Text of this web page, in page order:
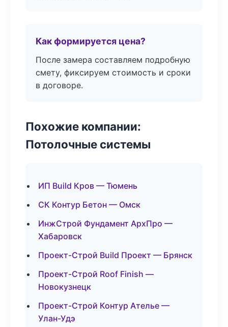
Как формируется цена?
После замера составляем подробную
смету, фиксируем стоимость и сроки
в договоре.
Похожие компании:
Потолочные системы
ИП Build Кров — Тюмень
СК Контур Бетон — Омск
ИнжСтрой Фундамент АрхПро —
Хабаровск
Проект-Строй Build Проект — Брянск
Проект-Строй Roof Finish —
Новокузнецк
Проект-Строй Контур Ателье —
Улан-Удэ